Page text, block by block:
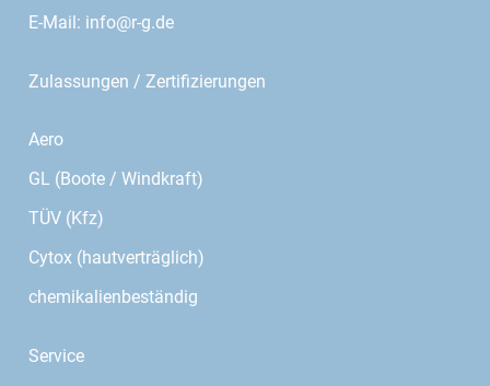
E-Mail: info@r-g.de
Zulassungen / Zertifizierungen
Aero
GL (Boote / Windkraft)
TÜV (Kfz)
Cytox (hautverträglich)
chemikalienbeständig
Service